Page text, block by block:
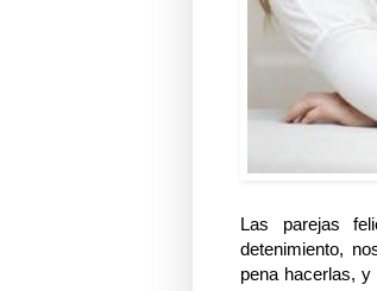
Las parejas
detenimiento,
pena hacerlas,